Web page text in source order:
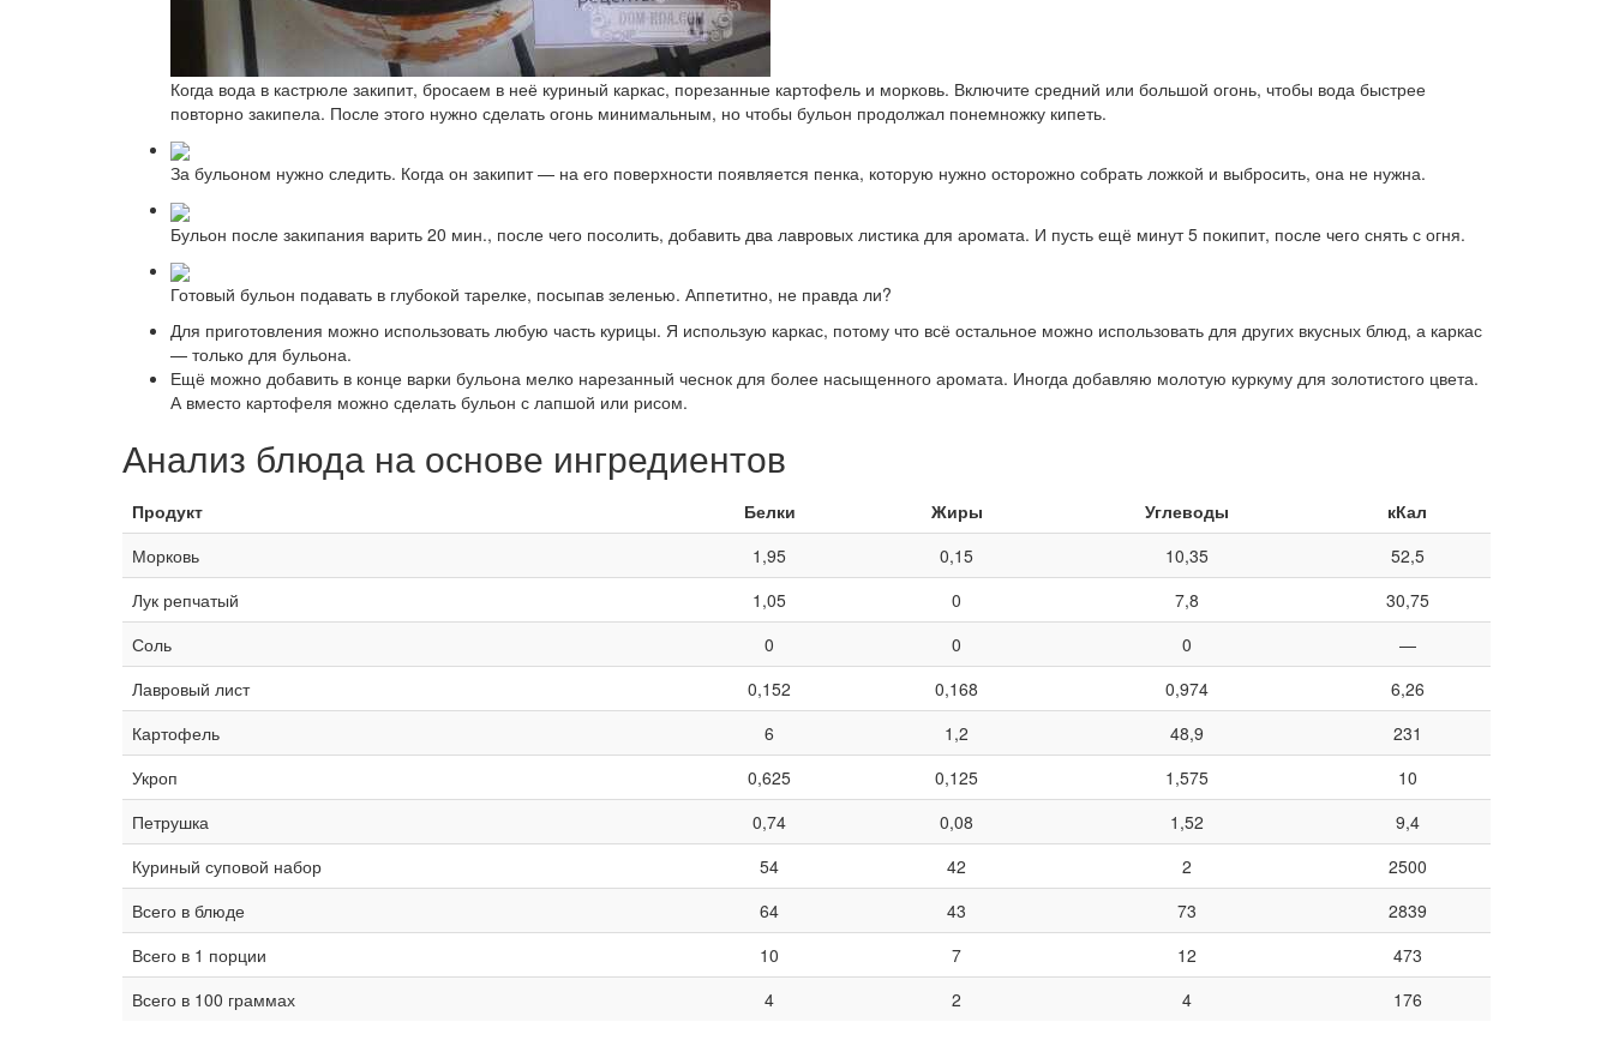
Когда вода в кастрюле закипит, бросаем в неё куриный каркас, порезанные картофель и морковь. Включите средний или большой огонь, чтобы вода быстрее
повторно закипела. После этого нужно сделать огонь минимальным, но чтобы бульон продолжал понемножку кипеть.
За бульоном нужно следить. Когда он закипит — на его поверхности появляется пенка, которую нужно осторожно собрать ложкой и выбросить, она не нужна.
Бульон после закипания варить 20 мин., после чего посолить, добавить два лавровых листика для аромата. И пусть ещё минут 5 покипит, после чего снять с огня.
Готовый бульон подавать в глубокой тарелке, посыпав зеленью. Аппетитно, не правда ли?
Для приготовления можно использовать любую часть курицы. Я использую каркас, потому что всё остальное можно использовать для других вкусных блюд, а каркас
— только для бульона.
Ещё можно добавить в конце варки бульона мелко нарезанный чеснок для более насыщенного аромата. Иногда добавляю молотую куркуму для золотистого цвета.
А вместо картофеля можно сделать бульон с лапшой или рисом.
Анализ блюда на основе ингредиентов
Продукт Белки Жиры Углеводы
кКал
Морковь
1,95 0,15 10,35
52,5
Лук репчатый
1,05 0 7,8
30,75
Соль
0 0 0
—
Лавровый лист
0,152 0,168 0,974
6,26
Картофель
6 1,2 48,9
231
Укроп
0,625 0,125 1,575
10
Петрушка
0,74 0,08 1,52
9,4
Куриный суповой набор
54 42 2
2500
Всего в блюде
64 43 73
2839
Всего в 1 порции
10 7 12
473
Всего в 100 граммах
4 2 4 176